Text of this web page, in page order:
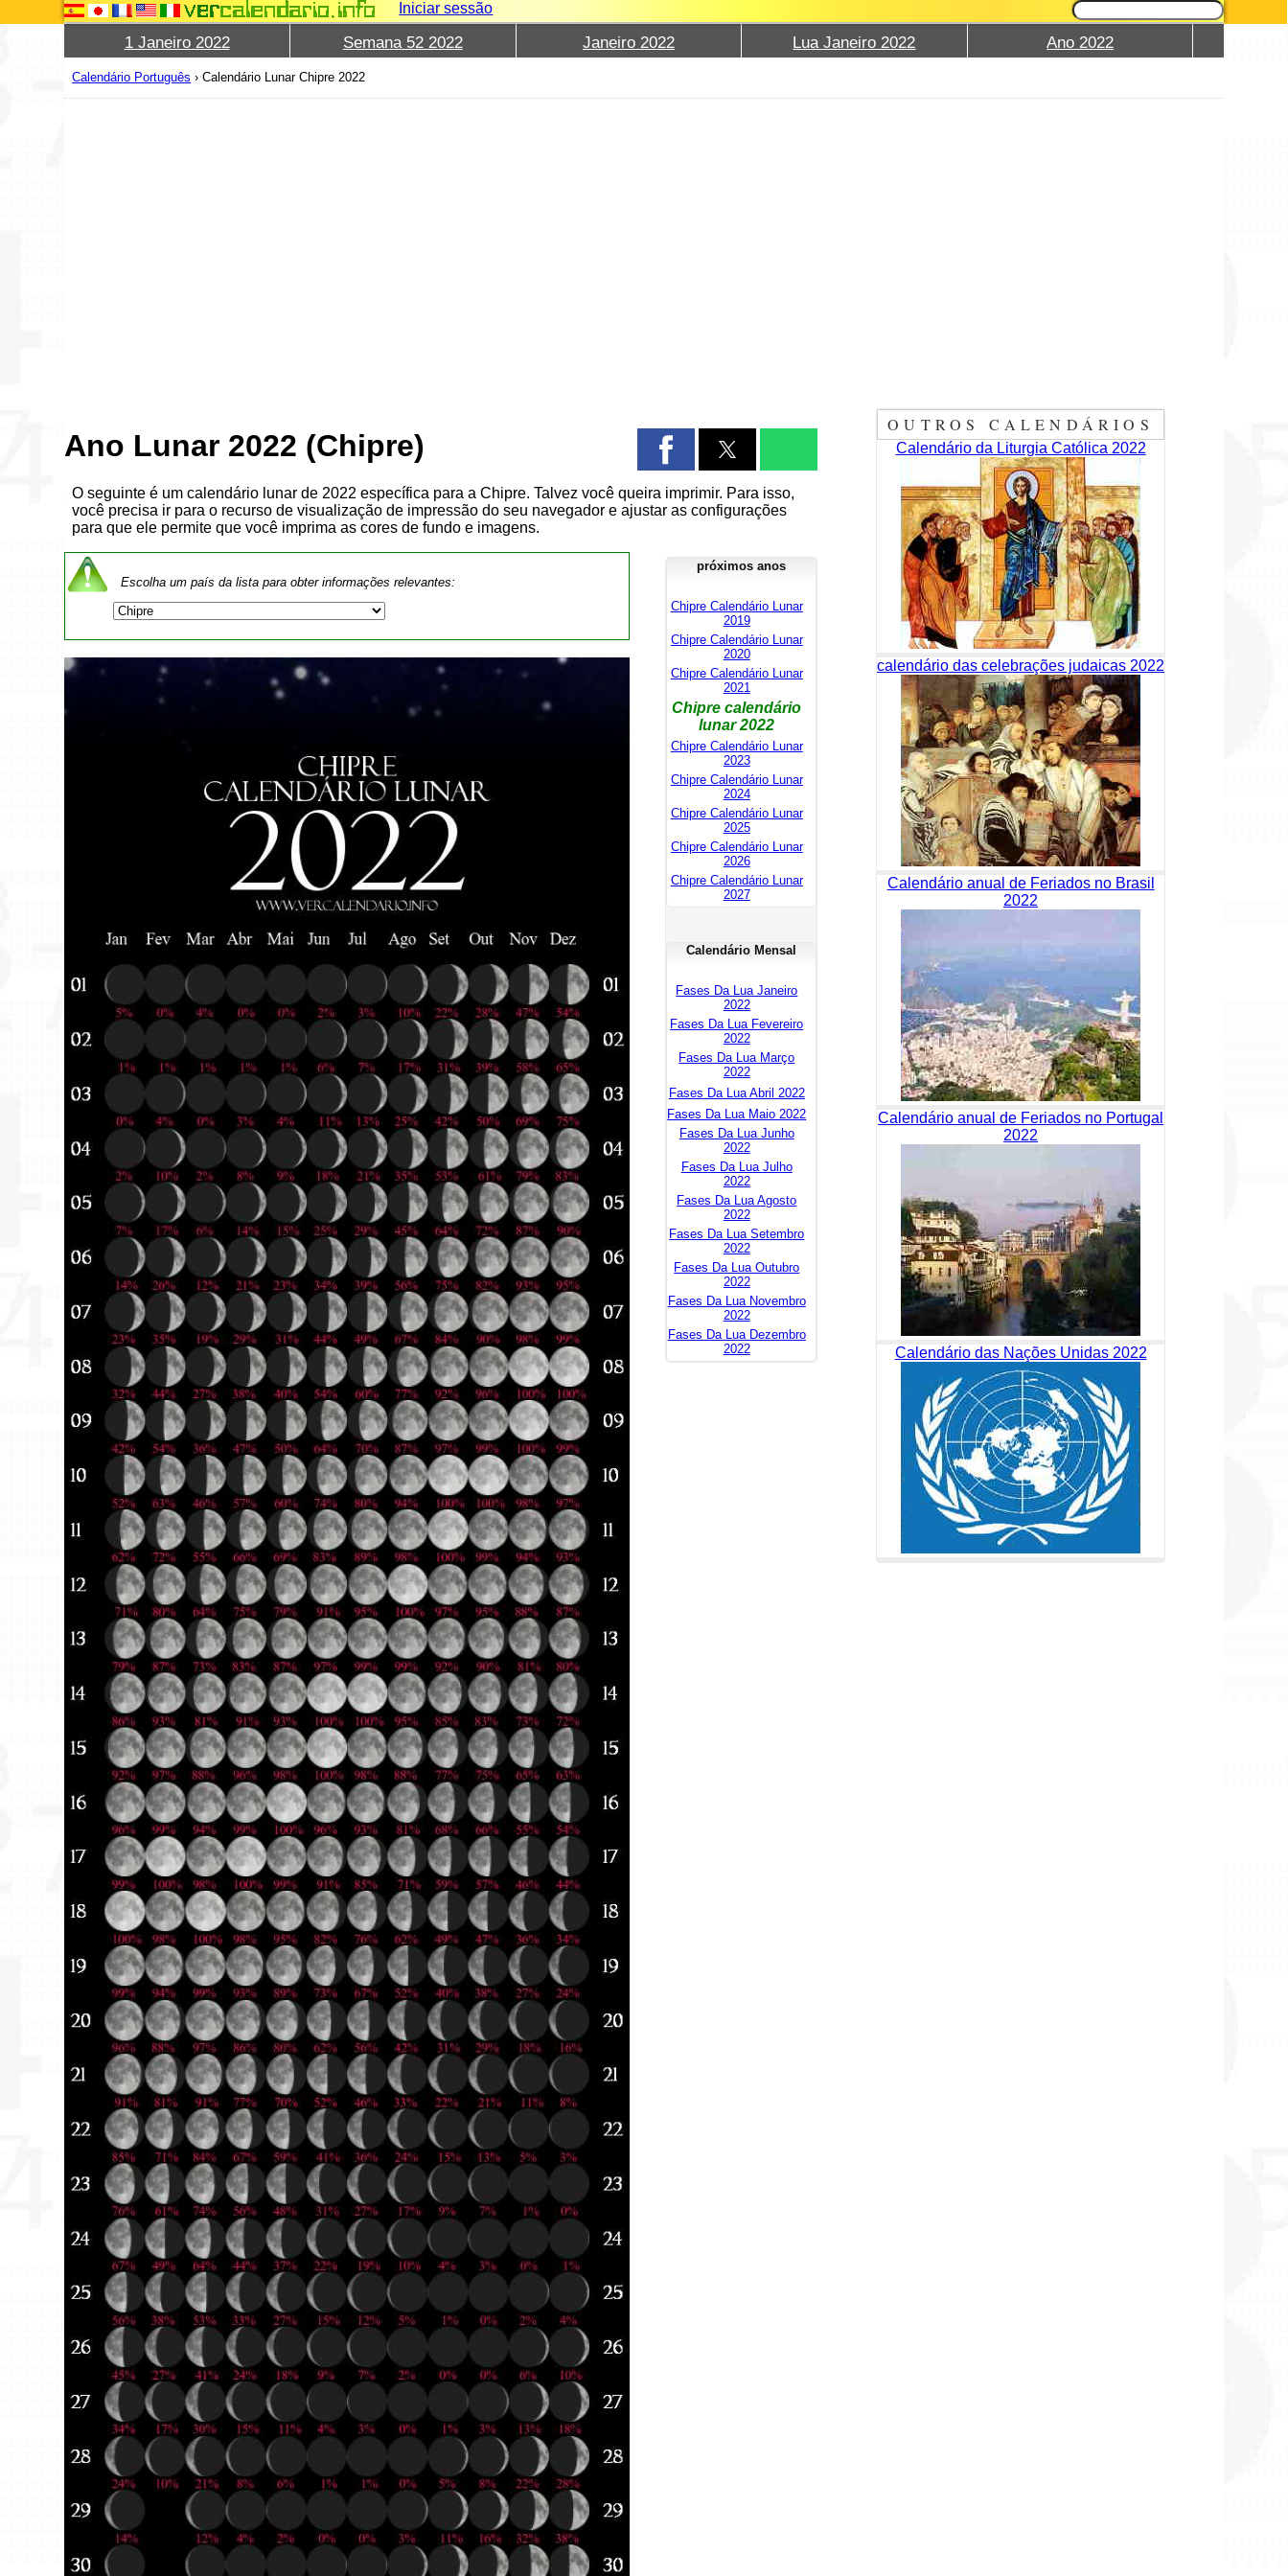
Iniciar sessão
1 Janeiro 2022 Semana 52 2022 Janeiro 2022 Lua Janeiro 2022 Ano 2022
Calendário Português ›Calendário Lunar Chipre 2022
Ano Lunar 2022 (Chipre)
O seguinte é um calendário lunar de 2022 específica para a Chipre. Talvez você queira imprimir. Para isso,
você precisa ir para o recurso de visualização de impressão do seu navegador e ajustar as configurações
para que ele permite que você imprima as cores de fundo e imagens.
Escolha um país da lista para obter informações relevantes:
próximos anos
Chipre Calendário Lunar
2019
Chipre Calendário Lunar
2020
Chipre Calendário Lunar
2021
Chipre calendário
lunar 2022
Chipre Calendário Lunar
2023
Chipre Calendário Lunar
2024
Chipre Calendário Lunar
2025
Chipre Calendário Lunar
2026
Chipre Calendário Lunar
2027
Calendário Mensal
Fases Da Lua Janeiro
2022
Fases Da Lua Fevereiro
2022
Fases Da Lua Março
2022
Fases Da Lua Abril 2022
Fases Da Lua Maio 2022
Fases Da Lua Junho
2022
Fases Da Lua Julho
2022
Fases Da Lua Agosto
2022
Fases Da Lua Setembro
2022
Fases Da Lua Outubro
2022
Fases Da Lua Novembro
2022
Fases Da Lua Dezembro
2022
OUTROS CALENDÁRIOS
Calendário da Liturgia Católica 2022
calendário das celebrações judaicas 2022
Calendário anual de Feriados no Brasil
2022
Calendário anual de Feriados no Portugal
2022
Calendário das Nações Unidas 2022